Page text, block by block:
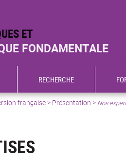
ET
FONDAMENTALE
RECHERCHE
française> Présentation > Nos